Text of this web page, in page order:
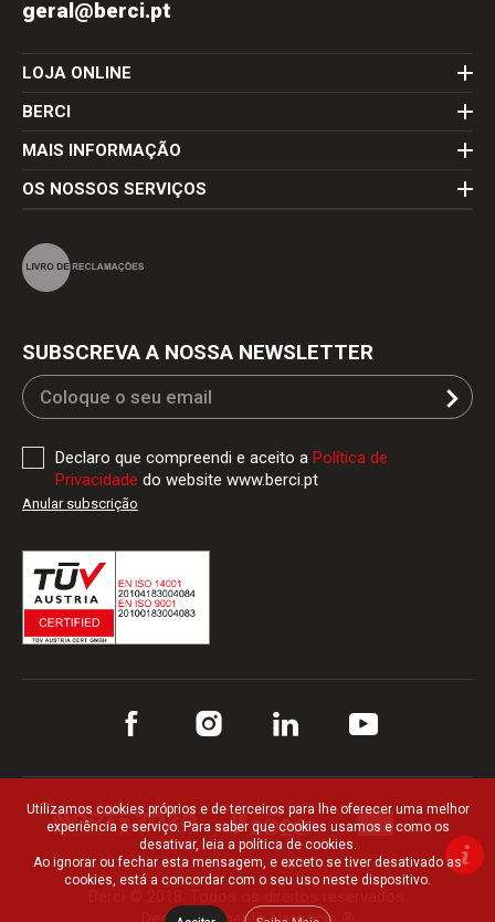
geral@berci.pt
LOJA ONLINE
BERCI
MAIS INFORMAÇÃO
OS NOSSOS SERVIÇOS
SUBSCREVA A NOSSA NEWSLETTER
Declaro que compreendi e aceito a Política de
Privacidade do website www.berci.pt
Anular subscrição
Utilizamos cookies próprios e de terceiros para lhe oferecer uma melhor
experiência e serviço. Para saber que cookies usamos e como os
desativar, leia a política de cookies.
Ao ignorar ou fechar esta mensagem, e exceto se tiver desativado as
cookies, está a concordar com o seu uso neste dispositivo.